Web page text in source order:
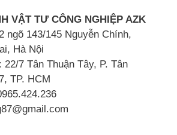
VẬT TƯ CÔNG NGHIỆP AZK
ngõ 143/145 Nguyễn Chính,
Hà Nội
22/7 Tân Thuận Tây, P. Tân
TP. HCM